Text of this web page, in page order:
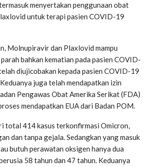
menyertakan penggunaan obat
untuk terapi pasien COVID-19
Molnupiravir dan Plaxlovid mampu
bahkan kematian pada pasien COVID-
diujicobakan kepada pasien COVID-19
juga telah mendapatkan izin
Pengawas Obat Amerika Serikat (FDA)
mendapatkan EUA dari Badan POM.
total 414 kasus terkonfirmasi Omicron,
dan tanpa gejala. Sedangkan yang masuk
butuh perawatan oksigen hanya dua
58 tahun dan 47 tahun. Keduanya